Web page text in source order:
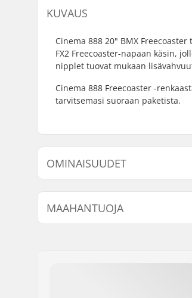
KUVAUS
Cinema 888 20" BMX
FX2 Freecoaster-napaan käsin,
nipplet tuovat mukaan
Cinema 888 Freecoaster -
tarvitsemasi suoraan paketista.
OMINAISUUDET
BMX-tyyppi:
Lisäominaisuudet:
Vanteen Materiaali:
MAAHANTUOJA